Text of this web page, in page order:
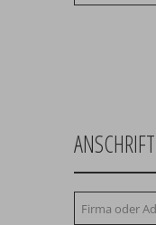
ANSCHRIFT